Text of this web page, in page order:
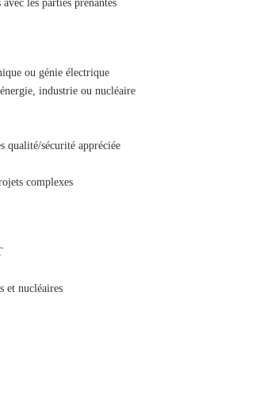
les parties prenantes
ou génie électrique
industrie ou nucléaire
qualité/sécurité appréciée
complexes
et nucléaires